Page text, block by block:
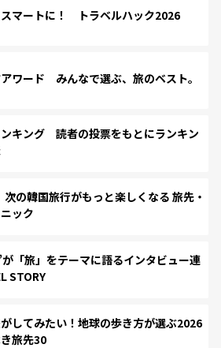
マートに！ トラベルハック2026
ワード みんなで選ぶ、旅のベスト。
キング 読者の投票をもとにランキン
の韓国旅行がもっと楽しくなる 旅先・
ック
「旅」をテーマに語るインタビュー連
STORY
してみたい！地球の歩き方が選ぶ2026
旅先30